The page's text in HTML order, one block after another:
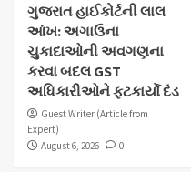
ગુજરાત હાઈકોર્ટની લાલ
આંખ: અગાઉના
ચુકાદાઓની અવગણના
કરવા બદલ GST
અધિકારીઓને ફટકાર્યો દંડ
Guest Writer (Article from
Expert)
August 6, 2026
0